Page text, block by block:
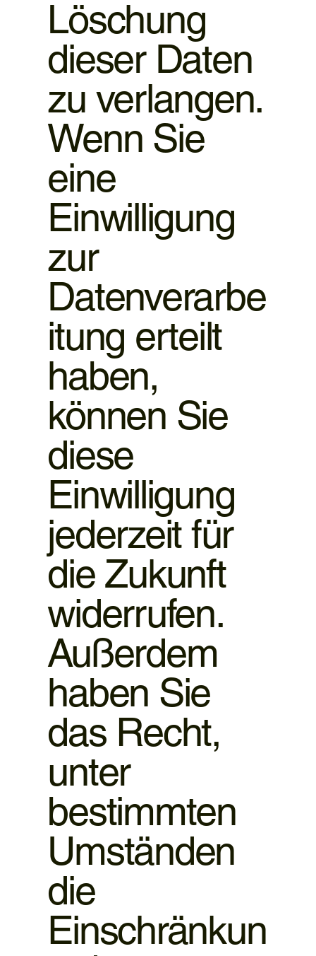
Löschung
dieser Daten
zu verlangen.
Wenn Sie
eine
Einwilligung
zur
Datenverarbe
itung erteilt
haben,
können Sie
diese
Einwilligung
jederzeit für
die Zukunft
widerrufen.
Außerdem
haben Sie
das Recht,
unter
bestimmten
Umständen
die
Einschränkun